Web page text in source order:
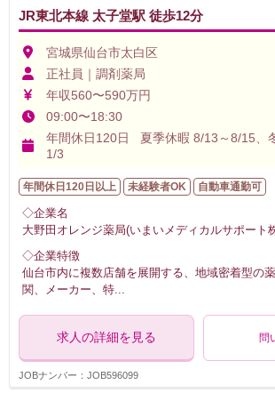
JR東北本線 太子堂駅 徒歩12分
宮城県仙台市太白区
正社員｜調剤薬局
年収560〜590万円
09:00〜18:30
年間休日120日 夏季休暇 8/13～8/15、
1/3
年間休日120日以上 未経験者OK 自動車通勤可
◇企業名
大野田オレンジ薬局(いまいメディカルサポート
◇企業特徴
仙台市内に複数店舗を展開する、地域密着型の
関、メーカー、特
求人の詳細を見る 問
JOBナンバー：JOB596099